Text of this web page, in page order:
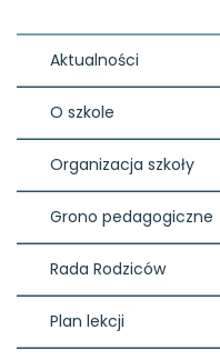
Aktualności
O szkole
Organizacja szkoły
Grono pedagogiczne
Rada Rodziców
Plan lekcji